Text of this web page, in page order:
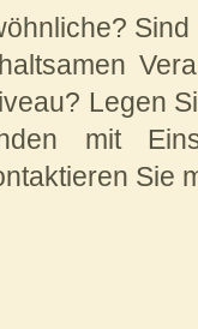
Legen
mit
Sie